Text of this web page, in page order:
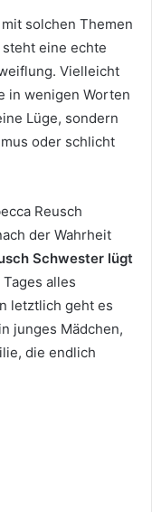
solchen Themen
eine echte
Vielleicht
in wenigen Worten
Lüge, sondern
oder schlicht
Reusch
der Wahrheit
Schwester lügt
alles
letztlich geht es
junges Mädchen,
die endlich